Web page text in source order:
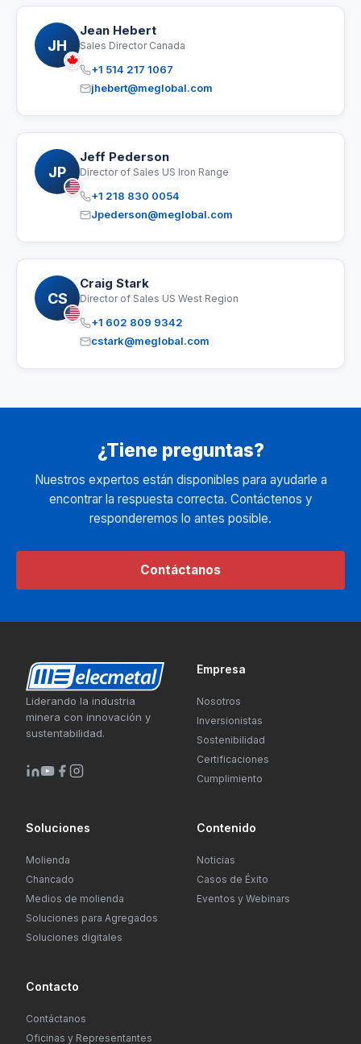
JH
Jean Hebert
Sales Director Canada
+1 514 217 1067
jhebert@meglobal.com
JP
Jeff Pederson
Director of Sales US Iron Range
+1 218 830 0054
Jpederson@meglobal.com
CS
Craig Stark
Director of Sales US West Region
+1 602 809 9342
cstark@meglobal.com
¿Tiene preguntas?
Nuestros expertos están disponibles para ayudarle a
encontrar la respuesta correcta. Contáctenos y
responderemos lo antes posible.
Contáctanos
Liderando la industria
minera con innovación y
sustentabilidad.
Empresa
Nosotros
Inversionistas
Sostenibilidad
Certificaciones
Cumplimiento
Soluciones
Molienda
Chancado
Medios de molienda
Soluciones para Agregados
Soluciones digitales
Contenido
Noticias
Casos de Éxito
Eventos y Webinars
Contacto
Contáctanos
Oficinas y Representantes